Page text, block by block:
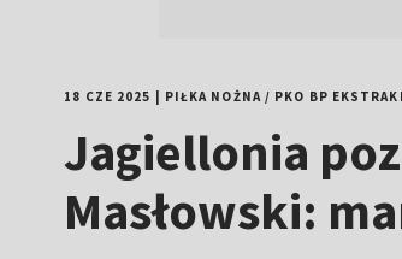
18 CZE 2025 PIŁKA NOŻNA/ PKO BP
Jagiellonia
Masłowski: